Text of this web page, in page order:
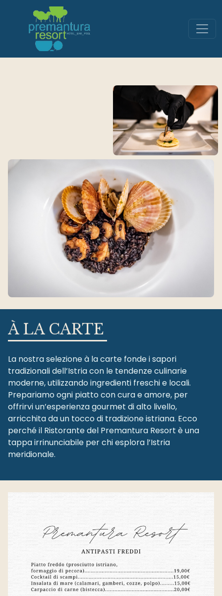
À LA CARTE
La nostra selezione à la carte fonde i sapori
tradizionali dell’Istria con le tendenze culinarie
moderne, utilizzando ingredienti freschi e locali.
Prepariamo ogni piatto con cura e amore, per
offrirvi un’esperienza gourmet di alto livello,
arricchita da un tocco di tradizione istriana. Ecco
perché il Ristorante del Premantura Resort è una
tappa irrinunciabile per chi esplora l’Istria
meridionale.